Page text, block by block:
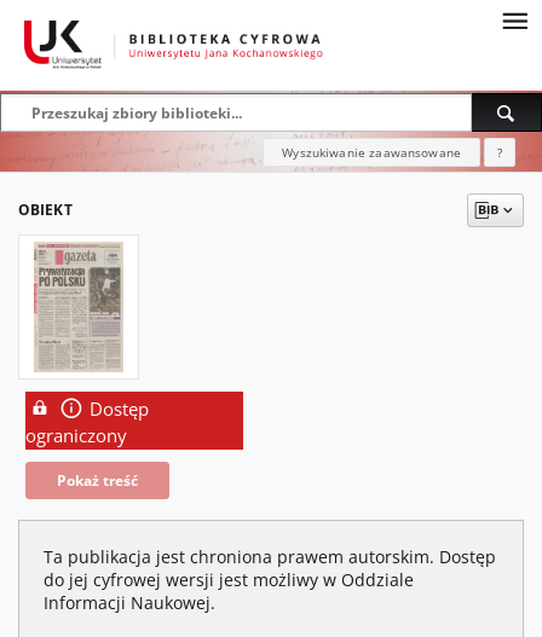
Wyszukiwanie zaawansowane ?
OBIEKT
Dostęp
ograniczony
Pokaż treść
Ta publikacja jest chroniona prawem autorskim. Dostęp
do jej cyfrowej wersji jest możliwy w Oddziale
Informacji Naukowej.